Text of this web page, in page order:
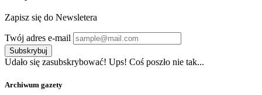
Zapisz się do Newsletera
Twój adres e-mail
Subskrybuj
Udało się zasubskrybować! Ups! Coś poszło nie tak...
Archiwum gazety